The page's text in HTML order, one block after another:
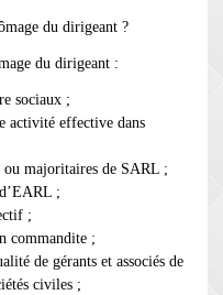
du dirigeant ?
du dirigeant :
sociaux ;
activité effective dans
ou majoritaires de SARL ;
;
;
commandite ;
de gérants et associés de
civiles ;